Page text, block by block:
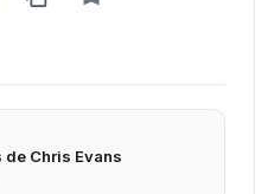
Chris Evans